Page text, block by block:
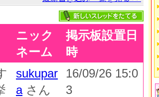
ニック
ネーム
掲示板設置日
時
sukupar
aさん
16/09/26 15:0
3